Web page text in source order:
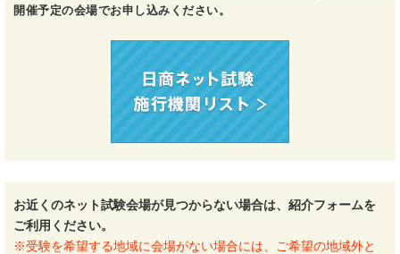
開催予定の会場でお申し込みください。
お近くのネット試験会場が見つからない場合は、紹介フォームを
ご利用ください。
※受験を希望する地域に会場がない場合には、ご希望の地域外と